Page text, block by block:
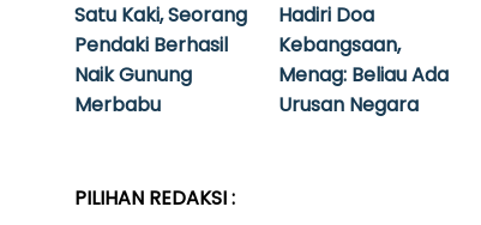
Satu Kaki, Seorang
Pendaki Berhasil
Naik Gunung
Merbabu
Hadiri Doa
Kebangsaan,
Menag: Beliau Ada
Urusan Negara
PILIHAN REDAKSI :